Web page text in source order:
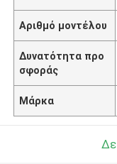
Αριθμό μοντέλου
Δυνατότητα προ
σφοράς
Μάρκα